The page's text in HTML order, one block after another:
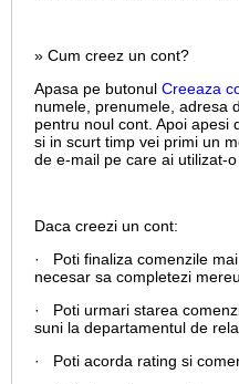
» Cum creez un cont?
Apasa pe butonul Creeaza
numele, prenumele, adresa
pentru noul cont. Apoi apesi
si in scurt timp vei primi un
de e-mail pe care ai utilizat-
Daca creezi un cont:
· Poti finaliza comenzile
necesar sa completezi
· Poti urmari starea
suni la departamentul de
· Poti acorda rating si